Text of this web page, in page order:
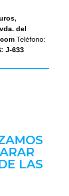
del
Teléfono:
J-633
LAS